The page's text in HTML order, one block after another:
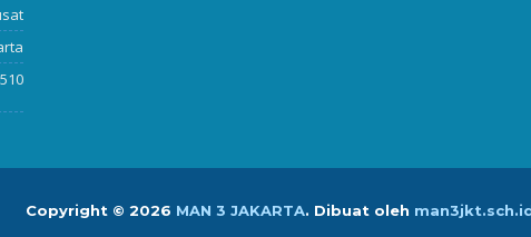
Copyright © 2026 MAN 3 JAKARTA. Dibuat oleh